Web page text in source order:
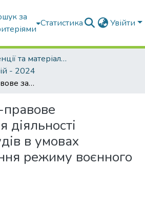
за
Статистика Увійти
Конференції та матеріали конференцій
- 2024
Нормативно-правове забезпечення діяльності загальних судів в умовах запровадження режиму воєнного стану
діяльності
в умовах
режиму воєнного